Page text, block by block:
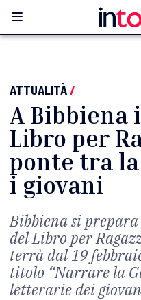
ATTUALITÀ/
A Bibbiena
Libro per
ponte tra
i giovani
Bibbiena si
del Libro per
terrà dal 19
titolo “Narrare la
letterarie dei